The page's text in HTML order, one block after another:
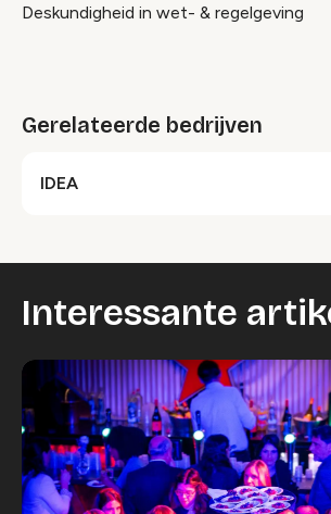
Deskundigheid in wet- & regelgeving
Gerelateerde bedrijven
IDEA
Interessante